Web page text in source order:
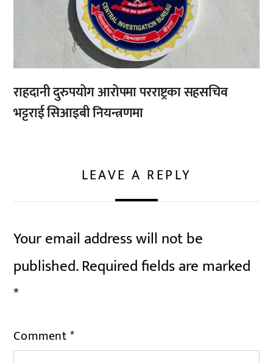
राहदानी दुरुपयोग आरोपमा परराष्ट्रका सहसचिव
भट्टराई सिआइबी नियन्त्रणमा
LEAVE A REPLY
Your email address will not be
published.Required fields are marked
*
Comment*